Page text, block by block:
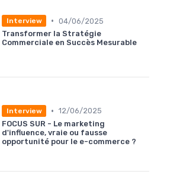
Interview • 04/06/2025
Transformer la Stratégie
Commerciale en Succès Mesurable
Interview • 12/06/2025
FOCUS SUR - Le marketing
d'influence, vraie ou fausse
opportunité pour le e-commerce ?